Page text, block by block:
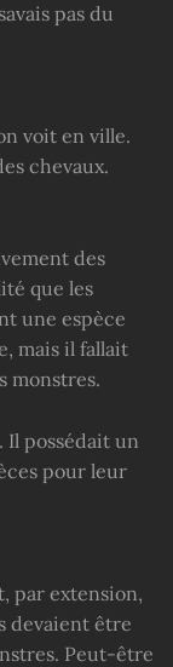
pas du
voit en ville.
chevaux.
des
que les
une espèce
mais il fallait
monstres.
Il possédait un
pour leur
par extension,
devaient être
Peut-être